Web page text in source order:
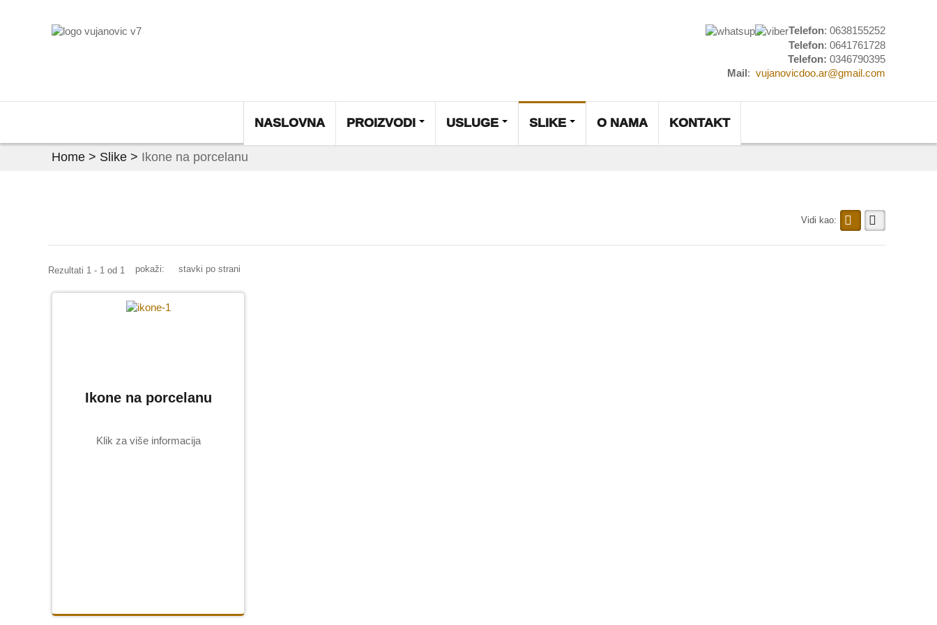
Telefon: 0638155252
Telefon: 0641761728
Telefon: 0346790395
Mail: vujanovicdoo.ar@gmail.com
NASLOVNA PROIZVODI USLUGE SLIKE O NAMA KONTAKT
Home > Slike > Ikone na porcelanu
Vidi kao:
Rezultati 1 - 1 od 1 pokaži: stavki po strani
Ikone na porcelanu
Klik za više informacija